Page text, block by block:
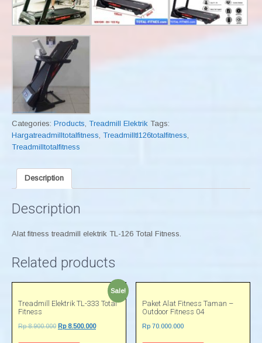
Categories: Products Treadmill Elektrik Tags:
Hargatreadmilltotalfitness Treadmilltl126totalfitness
Treadmilltotalfitness
Description
Description
Alat fitness treadmill elektrik TL-126 Total Fitness.
Related products
Sale!
Treadmill Elektrik TL-333 Total
Fitness
Rp8.900.000 Rp8.500.000
Paket Alat Fitness Taman –
Outdoor Fitness 04
Rp 70.000.000